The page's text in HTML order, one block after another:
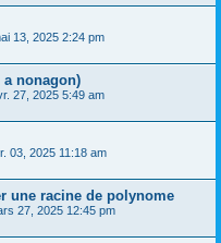
13, 2025 2:24 pm
nonagon)
27, 2025 5:49 am
03, 2025 11:18 am
une racine de polynome
27, 2025 12:45 pm